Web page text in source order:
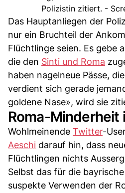
Polizistin zitiert. -
Das Hauptanliegen der
nur ein Bruchteil der
Flüchtlinge seien. Es gebe
die den Sinti und Roma
haben nagelneue Pässe,
verdient sich gerade
goldene Nase», wird sie
Roma-Minderheit
Wohlmeinende Twitter-
Aeschi darauf hin, dass
Flüchtlingen nichts
Selbst das für die
suspekte Verwenden der